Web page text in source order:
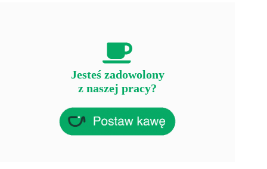
Jesteś zadowolony
z naszej pracy?